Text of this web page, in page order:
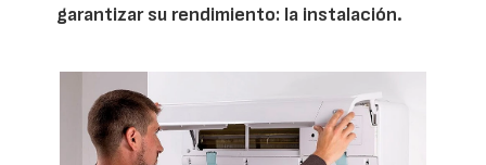
garantizar su rendimiento: la instalación.